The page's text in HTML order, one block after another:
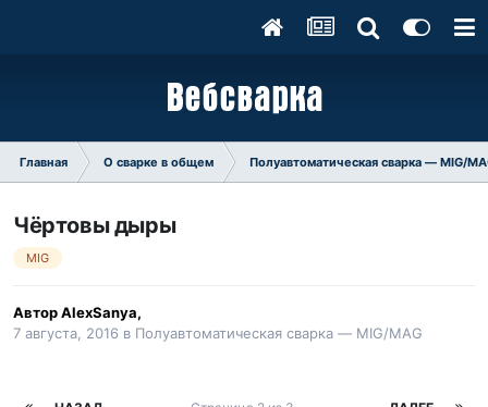
Главная О сварке в общем Полуавтоматическая сварка — MIG/
Чёртовы дыры
MIG
АвторAlexSanya,
7 августа, 2016 в Полуавтоматическая сварка — MIG/MAG